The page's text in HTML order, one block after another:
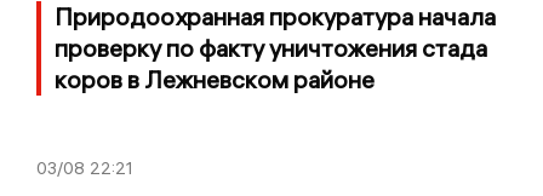
Природоохранная прокуратура начала
проверку по факту уничтожения стада
коров в Лежневском районе
03/08 22:21